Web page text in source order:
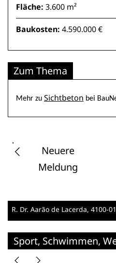
Fläche: 3.600 m²
Baukosten: 4.590.000 €
Zum Thema
Mehr zu Sichtbeton bei
Neuere
Meldung
R. Dr. Aarão de Lacerda, 4100-
Sport, Schwimmen,